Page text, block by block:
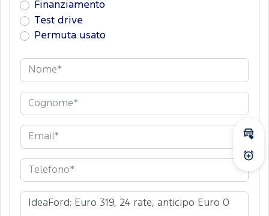
Finanziamento
Test drive
Permuta usato